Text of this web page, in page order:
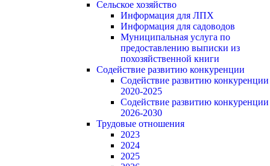
Сельское хозяйство
Информация для ЛПХ
Информация для садоводов
Муниципальная услуга по
предоставлению выписки из
похозяйственной книги
Содействие развитию конкуренции
Содействие развитию конкуренции
2020-2025
Содействие развитию конкуренции
2026-2030
Трудовые отношения
2023
2024
2025